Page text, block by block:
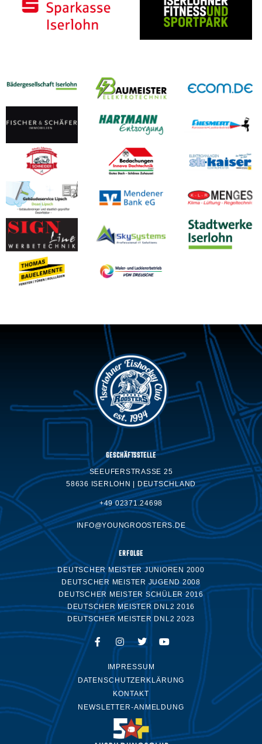
GESCHÄFTSSTELLE
SEEUFERSTRASSE 25
58636 ISERLOHN | DEUTSCHLAND
+49 02371.24698
INFO@YOUNGROOSTERS.DE
ERFOLGE
DEUTSCHER MEISTER JUNIOREN 2000
DEUTSCHER MEISTER JUGEND 2008
DEUTSCHER MEISTER SCHÜLER 2016
DEUTSCHER MEISTER DNL2 2016
DEUTSCHER MEISTER DNL2 2023
IMPRESSUM
DATENSCHUTZERKLÄRUNG
KONTAKT
NEWSLETTER-ANMELDUNG